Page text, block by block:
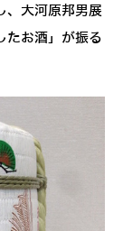
、大河原邦男展
たお酒」が振る